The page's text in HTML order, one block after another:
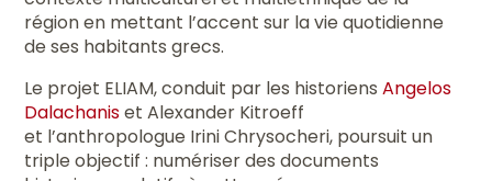
région en mettant l’accent sur la vie quotidienne
de ses habitants grecs.
Le projet ELIAM, conduit par les historiensAngelos
Dalachaniset Alexander Kitroeff
et l’anthropologue Irini Chrysocheri, poursuit un
triple objectif : numériser des documents